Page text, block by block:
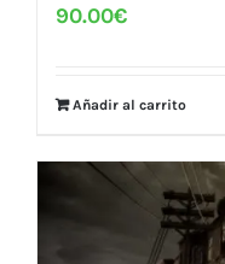
90.00€
Añadir al carrito